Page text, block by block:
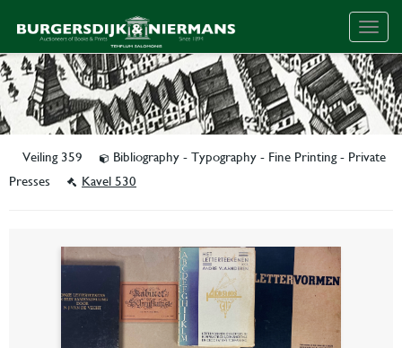
Veiling 359
Bibliography - Typography - Fine Printing - Private
Presses
Kavel 530